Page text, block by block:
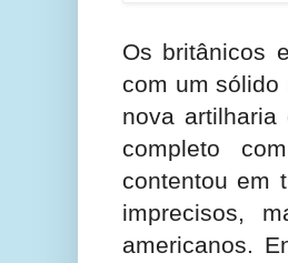
Os britânicos
com um sólido
nova
completo
contentou em
imprecisos,
americanos.